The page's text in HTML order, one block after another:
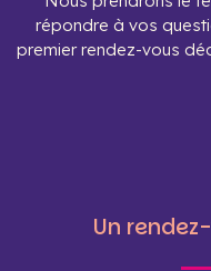
répondre à vos
premier rendez-vous
Un